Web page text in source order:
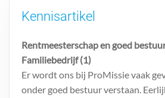
Kennisartikel
Rentmeesterschap en goed
Familiebedrijf (1)
Er wordt ons bij ProMissie vaak
onder goed bestuur verstaan.